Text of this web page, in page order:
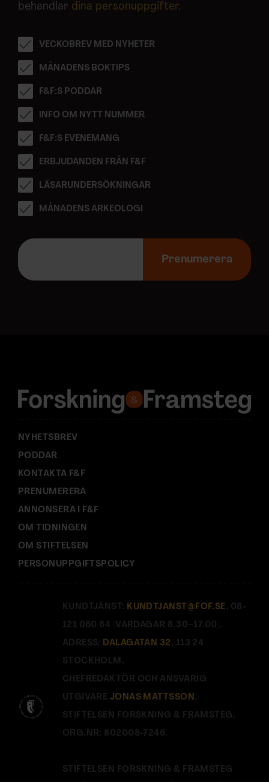
behandlar dina personuppgifter.
VECKOBREV MED NYHETER
MÅNADENS BOKTIPS
F&F:S PODDAR
INFO OM NYTT NUMMER
F&F:S EVENEMANG
ERBJUDANDEN FRÅN F&F
LÄSARUNDERSÖKNINGAR
MÅNADENS ARKEOLOGI
E
p
s
:
Prenumerera
NYHETSBREV
PODDAR
KONTAKTA F&F
PRENUMERERA
ANNONSERA I F&F
OM TIDNINGEN
OM STIFTELSEN
PERSONUPPGIFTSPOLICY
KUNDTJÄNST: KUNDTJANST@FOF.SE , 08-
121 060 64 (VARDAGAR 8.30–17.00).
ADRESS: DALAGATAN 32 , 113 24
STOCKHOLM.
CHEFREDAKTÖR OCH ANSVARIG
UTGIVARE JONAS MATTSSON .
STIFTELSEN FORSKNING & FRAMSTEG.
ORG.NR: 802008-7246.
STIFTELSEN FORSKNING & FRAMSTEG